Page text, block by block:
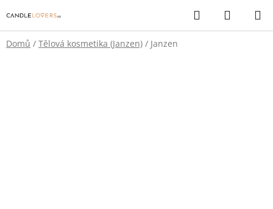
na
obsah
Hledat
KOŠÍK
Domů / Tělová kosmetika (Janzen) / Janzen